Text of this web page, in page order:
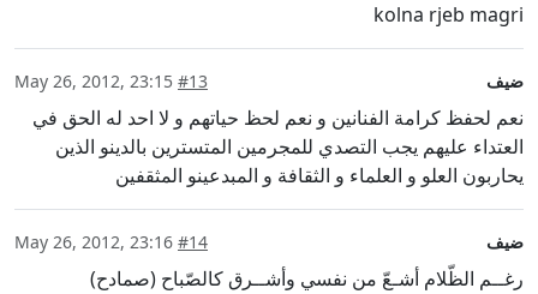
kolna rjeb magri
ضيف #13
نعم لحفظ كرامة الفنانين و نعم لحظ حياتهم و لا احد له الحق في
العتداء عليهم يجب التصدي للمجرمين المتسترين بالدينو الذين
يحاربون العلو و العلماء و الثقافة و المبدعينو المثقفين
ضيف #14
رغــم الظّلام أشـعّ من نفسي وأشــرق كالصّباح (صمادح)